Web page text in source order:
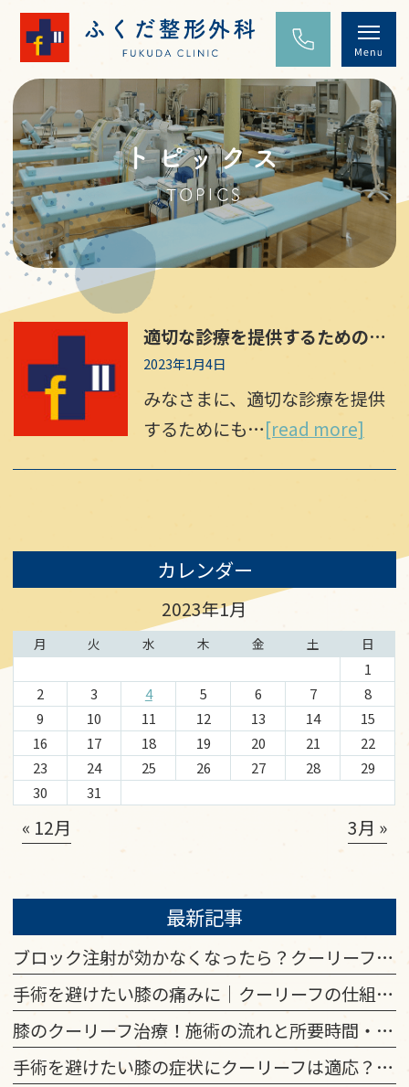
トピックス
TOPICS
適切な診療を提供するためのお願い
2023年1月4日
みなさまに、適切な診療を提供
するためにも…[read more]
カレンダー
2023年1月
月 火 水 木 金 土 日
1
2
3 4 5 6 7
8
9
10 11 12 13 14
15
16
17 18 19 20 21
22
23
24 25 26 27 28
29
30
31
« 12月 3月 »
最新記事
ブロック注射が効かなくなったら？クーリーフとの効果・費用の違い
手術を避けたい膝の痛みに｜クーリーフの仕組みと高周波治療の原理
膝のクーリーフ治療！施術の流れと所要時間・当日の運転可否を解説
手術を避けたい膝の症状にクーリーフは適応？向き不向きを解説